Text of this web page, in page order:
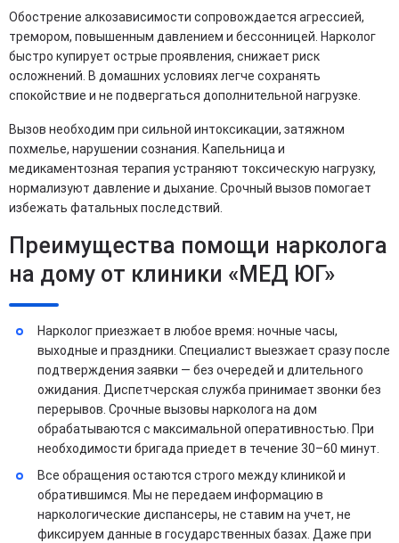
Обострение алкозависимости сопровождается агрессией,
тремором, повышенным давлением и бессонницей. Нарколог
быстро купирует острые проявления, снижает риск
осложнений. В домашних условиях легче сохранять
спокойствие и не подвергаться дополнительной нагрузке.
Вызов необходим при сильной интоксикации, затяжном
похмелье, нарушении сознания. Капельница и
медикаментозная терапия устраняют токсическую нагрузку,
нормализуют давление и дыхание. Срочный вызов помогает
избежать фатальных последствий.
Преимущества помощи нарколога
на дому от клиники «МЕД ЮГ»
Нарколог приезжает в любое время: ночные часы,
выходные и праздники. Специалист выезжает сразу после
подтверждения заявки — без очередей и длительного
ожидания. Диспетчерская служба принимает звонки без
перерывов. Срочные вызовы нарколога на дом
обрабатываются с максимальной оперативностью. При
необходимости бригада приедет в течение 30–60 минут.
Все обращения остаются строго между клиникой и
обратившимся. Мы не передаем информацию в
наркологические диспансеры, не ставим на учет, не
фиксируем данные в государственных базах. Даже при